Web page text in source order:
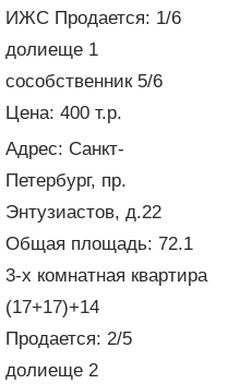
ИЖС Продается: 1/6
долиеще 1
сособственник 5/6
Цена: 400 т.р.
Адрес: Санкт-
Петербург, пр.
Энтузиастов, д.22
Общая площадь: 72.1
3-х комнатная квартира
(17+17)+14
Продается: 2/5
долиеще 2